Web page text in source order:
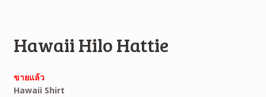
Hawaii Hilo Hattie
ขายแล้ว
Hawaii Shirt